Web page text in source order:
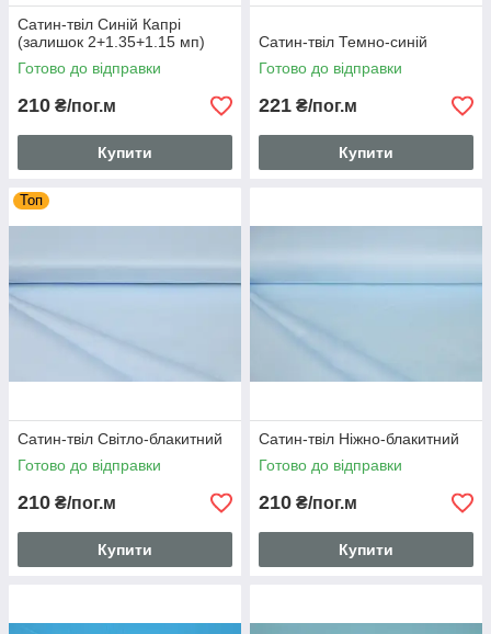
Сатин-твіл Синій Капрі
(залишок 2+1.35+1.15 мп)
Готово до відправки
210 ₴/пог.м
Купити
Сатин-твіл Темно-синій
Готово до відправки
221 ₴/пог.м
Купити
Топ
Сатин-твіл Світло-блакитний
Готово до відправки
210 ₴/пог.м
Купити
Сатин-твіл Ніжно-блакитний
Готово до відправки
210 ₴/пог.м
Купити